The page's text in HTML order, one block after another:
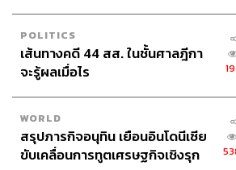
POLITICS
เส้นทางคดี 44 สส. ในชั้นศาลฎีกา
จะรู้ผลเมื่อไร
WORLD
สรุปภารกิจอนุทิน เยือนอินโดนีเซีย
ขับเคลื่อนการทูตเศรษฐกิจเชิงรุก